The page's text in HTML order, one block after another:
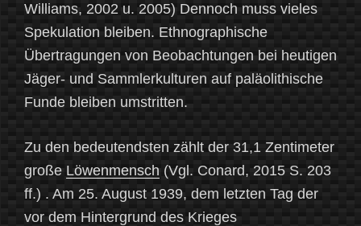
Williams, 2002 u. 2005) Dennoch muss vieles
Spekulation bleiben. Ethnographische
Übertragungen von Beobachtungen bei heutigen
Jäger- und Sammlerkulturen auf paläolithische
Funde bleiben umstritten.
Zu den bedeutendsten zählt der 31,1 Zentimeter
große Löwenmensch (Vgl. Conard, 2015 S. 203
ff.) . Am 25. August 1939, dem letzten Tag der
vor dem Hintergrund des Krieges